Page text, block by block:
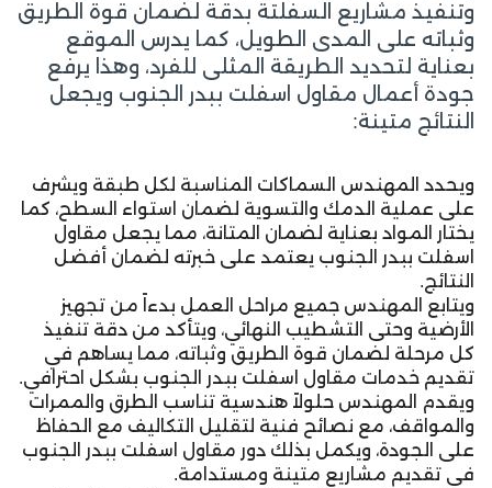
وتنفيذ مشاريع السفلتة بدقة لضمان قوة الطريق
وثباته على المدى الطويل، كما يدرس الموقع
بعناية لتحديد الطريقة المثلى للفرد، وهذا يرفع
جودة أعمال مقاول اسفلت ببدر الجنوب ويجعل
النتائج متينة:
ويحدد المهندس السماكات المناسبة لكل طبقة ويشرف
على عملية الدمك والتسوية لضمان استواء السطح، كما
يختار المواد بعناية لضمان المتانة، مما يجعل مقاول
اسفلت ببدر الجنوب يعتمد على خبرته لضمان أفضل
النتائج.
ويتابع المهندس جميع مراحل العمل بدءاً من تجهيز
الأرضية وحتى التشطيب النهائي، ويتأكد من دقة تنفيذ
كل مرحلة لضمان قوة الطريق وثباته، مما يساهم في
تقديم خدمات مقاول اسفلت ببدر الجنوب بشكل احترافي.
ويقدم المهندس حلولاً هندسية تناسب الطرق والممرات
والمواقف، مع نصائح فنية لتقليل التكاليف مع الحفاظ
على الجودة، ويكمل بذلك دور مقاول اسفلت ببدر الجنوب
في تقديم مشاريع متينة ومستدامة.